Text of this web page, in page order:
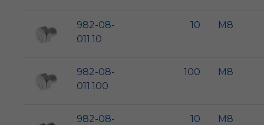
982-08-
011.10
10 M8
982-08-
011.100
100 M8
982-08-
10 M8